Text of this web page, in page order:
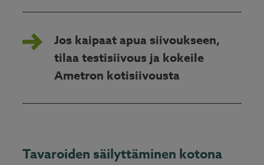
Jos kaipaat apua siivoukseen,
tilaa testisiivous ja kokeile
Ametron kotisiivousta
Tavaroiden säilyttäminen kotona